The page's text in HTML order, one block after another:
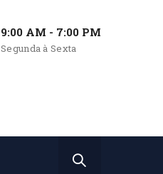
9:00 AM - 7:00 PM
Segunda à Sexta